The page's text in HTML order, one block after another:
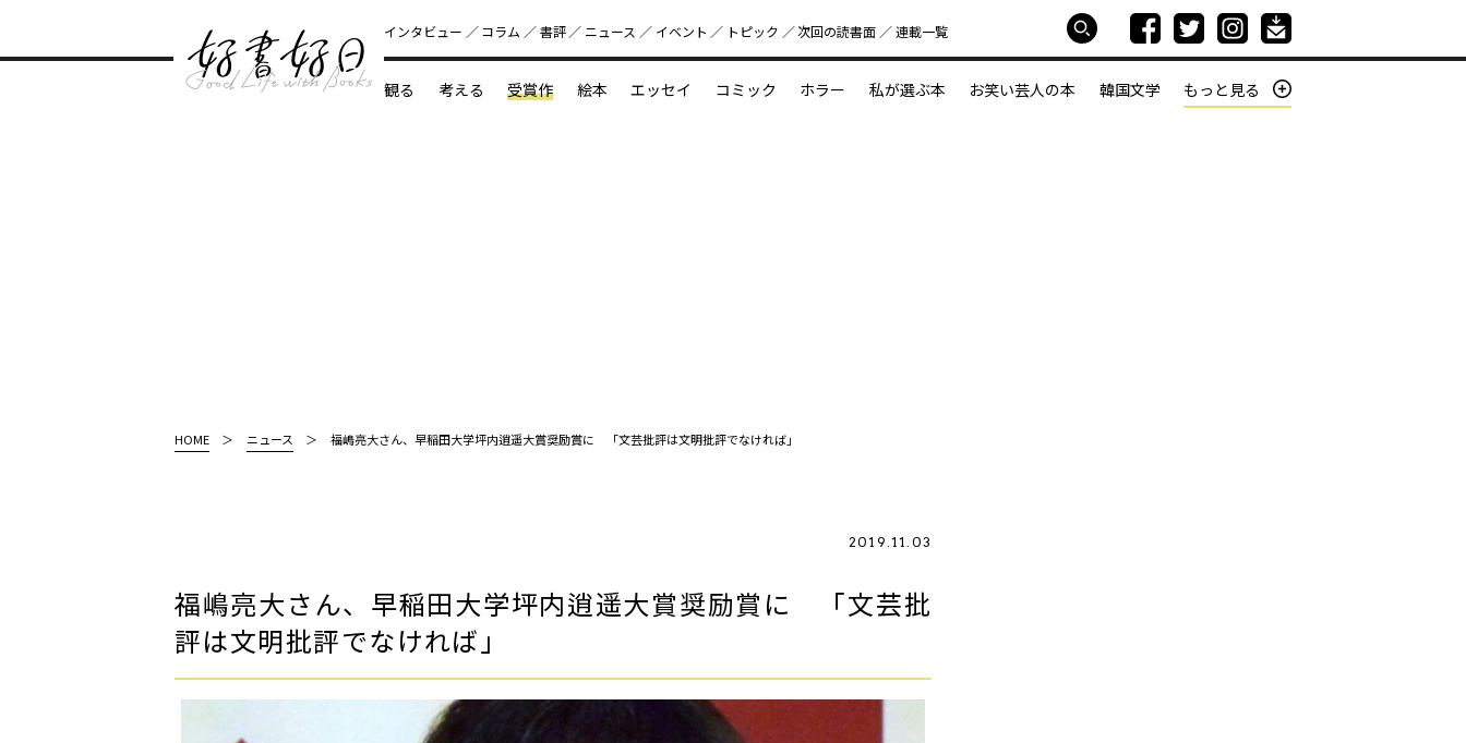
好書好日
インタビュー コラム 書評 ニュース イベント トピック 次回の読書⾯ 連載一覧
観る 考える 受賞作 絵本 エッセイ コミック ホラー 私が選ぶ本 お笑い芸人の本 韓国文学 もっと見る
HOME ニュース 福嶋亮大さん、早稲田大学坪内逍遥大賞奨励賞に 「文芸批評は文明批評でなければ」
2019.11.03
福嶋亮大さん、早稲田大学坪内逍遥大賞奨励賞に 「文芸批
評は文明批評でなければ」